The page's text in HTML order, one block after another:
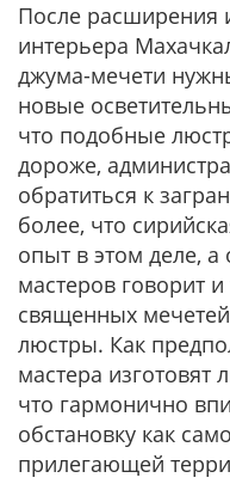
После расширения
интерьера
джума-мечети
новые
что подобные
дороже,
обратиться к
более, что
опыт в этом деле, а
мастеров говорит
священных
люстры. Как
мастера изготовят
что гармонично
обстановку как
прилегающей